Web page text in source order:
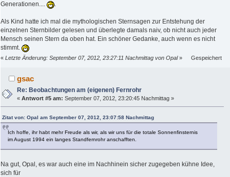
Generationen....
.
Als Kind hatte ich mal die mythologischen Sternsagen zur Entstehung der
einzelnen Sternbilder gelesen und überlegte damals naiv, ob nicht auch jeder
Mensch seinen Stern da oben hat. Ein schöner Gedanke, auch wenn es nicht
stimmt.
« Letzte Änderung: September 07, 2012, 23:27:11 Nachmittag von Opal» Gespeichert
gsac
Re: Beobachtungen am (eigenen) Fernrohr
«Antwort #5 am: September 07, 2012, 23:20:45 Nachmittag »
Zitat von: Opal am September 07, 2012, 23:07:58 Nachmittag
Ich hoffe, ihr habt mehr Freude als wir, als wir uns für die totale Sonnenfinsternis
im August 1994 ein langes Standfernrohr anschafften.
Na gut, Opal, es war auch eine im Nachhinein sicher zugegeben kühne Idee,
sich für